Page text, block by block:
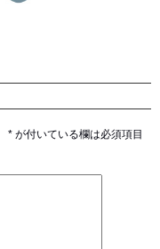
* が付いている欄は必須項目